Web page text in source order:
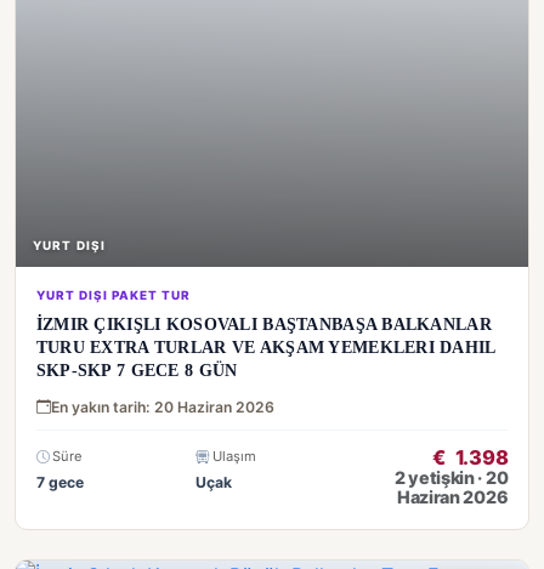
YURT DIŞI
YURT DIŞI PAKET TUR
İZMIR ÇIKIŞLI KOSOVALI BAŞTANBAŞA BALKANLAR
TURU EXTRA TURLAR VE AKŞAM YEMEKLERI DAHIL
SKP-SKP 7 GECE 8 GÜN
En yakın tarih: 20 Haziran 2026
Süre
7 gece
Ulaşım
Uçak
€ 1.398
2 yetişkin · 20
Haziran 2026